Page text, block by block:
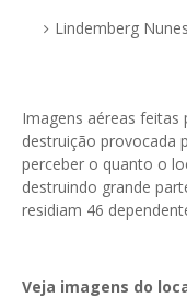
Lindemberg
Imagens aéreas feitas
destruição provocada
perceber o quanto o
destruindo grande
residiam 46
Veja imagens do